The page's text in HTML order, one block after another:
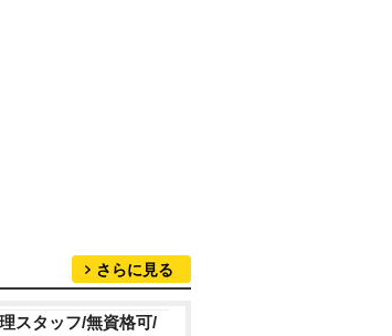
さらに見る
スタッフ/無資格可/